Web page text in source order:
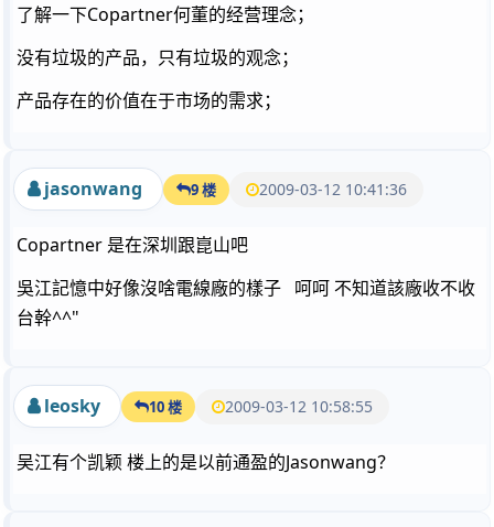
了解一下Copartner何董的经营理念；
没有垃圾的产品，只有垃圾的观念；
产品存在的价值在于市场的需求；
jasonwang 9 楼 2009-03-12 10:41:36
Copartner 是在深圳跟崑山吧
吳江記憶中好像沒啥電線廠的樣子 呵呵 不知道該廠收不收
台幹^^"
leosky 10 楼 2009-03-12 10:58:55
吴江有个凯颖 楼上的是以前通盈的Jasonwang？